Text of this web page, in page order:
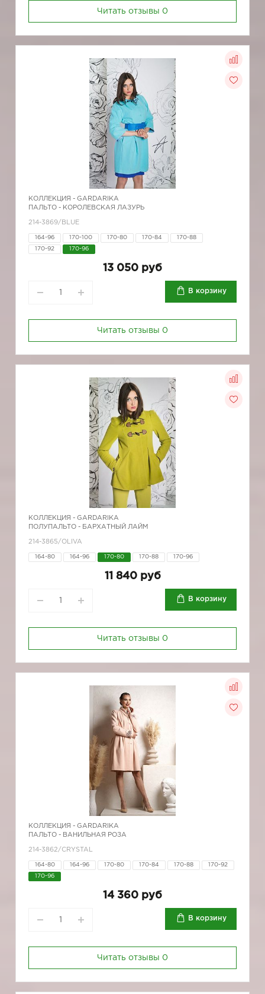
Читать отзывы 0
КОЛЛЕКЦИЯ - GARDARIKA
ПАЛЬТО - КОРОЛЕВСКАЯ ЛАЗУРЬ
214-3869/BLUE
164-96 170-100 170-80 170-84 170-88
170-92 170-96
13 050 руб
В корзину
Читать отзывы 0
КОЛЛЕКЦИЯ - GARDARIKA
ПОЛУПАЛЬТО - БАРХАТНЫЙ ЛАЙМ
214-3865/OLIVA
164-80 164-96 170-80 170-88 170-96
11 840 руб
В корзину
Читать отзывы 0
КОЛЛЕКЦИЯ - GARDARIKA
ПАЛЬТО - ВАНИЛЬНАЯ РОЗА
214-3862/CRYSTAL
164-80 164-96 170-80 170-84 170-88 170-92
170-96
14 360 руб
В корзину
Читать отзывы 0